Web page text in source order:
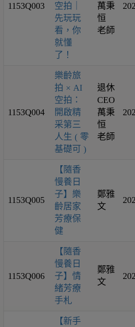
1153Q003
空拍｜
先玩玩
看，你
就懂
了！
萬秉
恒
老師
1153Q004
樂齡旅
拍 × AI
空拍：
開啟精
采第三
人生 ( 零
基礎可 )
退休
CEO
萬秉
恒
老師
1153Q005
【隨香
慢養日
子】樂
齡居家
芳療保
健
鄭雅
文
1153Q006
【隨香
慢養日
子】情
緒芳療
手札
鄭雅
文
【新手